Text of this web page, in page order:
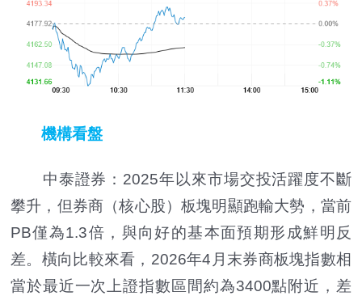
機構看盤
中泰證券：2025年以來市場交投活躍度不斷
攀升，但券商（核心股）板塊明顯跑輸大勢，當前
PB僅為1.3倍，與向好的基本面預期形成鮮明反
差。橫向比較來看，2026年4月末券商板塊指數相
當於最近一次上證指數區間約為3400點附近，差